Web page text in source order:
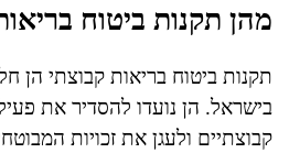
מהן תקנות ביטוח
תקנות ביטוח בריאות קבוצתי הן
בישראל. הן נועדו להסדיר את
קבוצתיים ולעגן את זכויות